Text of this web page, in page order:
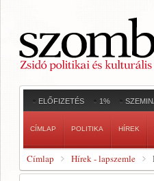
ELŐFIZETÉS 1%
CÍMLAP POLITIKA HÍREK
Címlap Hírek - lapszemle